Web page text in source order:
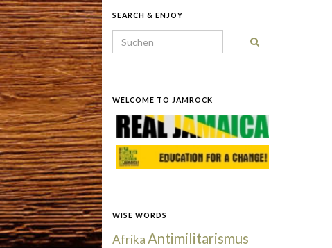
SEARCH & ENJOY
Search for:
WELCOME TO JAMROCK
WISE WORDS
AfrikaAntimilitarismus